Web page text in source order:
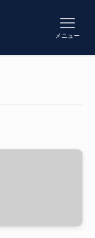
メニュー